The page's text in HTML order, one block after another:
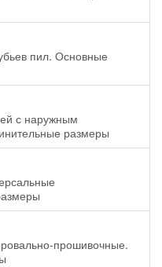
пил. Основные
с наружным
размеры
прошивочные.